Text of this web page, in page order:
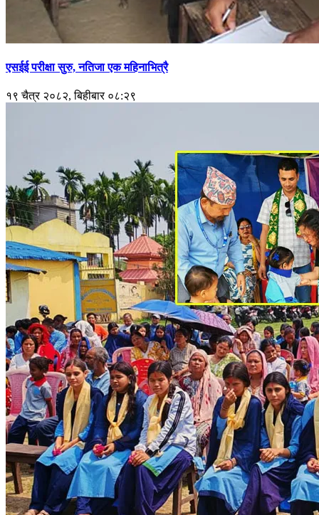
एसईई परीक्षा सुरु, नतिजा एक महिनाभित्रै
१९ चैत्र २०८२, बिहीबार ०८:२९